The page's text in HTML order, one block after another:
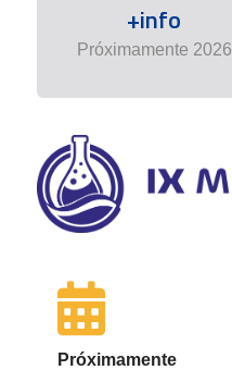
+info
Próximamente 2026
Próximamente